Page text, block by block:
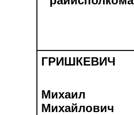
ГРИШКЕВИЧ
Михаил
Михайлович